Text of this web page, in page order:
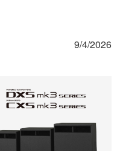
9/4/2026